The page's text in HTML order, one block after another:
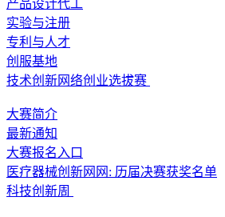
产品设计代工
实验与注册
专利与人才
创服基地
技术创新网络创业选拔赛
大赛简介
最新通知
大赛报名入口
医疗器械创新网网: 历届决赛获奖名单
科技创新周